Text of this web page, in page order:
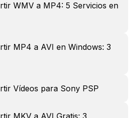
WMV a MP4: 5 Servicios en
MP4 a AVI en Windows: 3
Vídeos para Sony PSP
MKV a AVI Gratis: 3